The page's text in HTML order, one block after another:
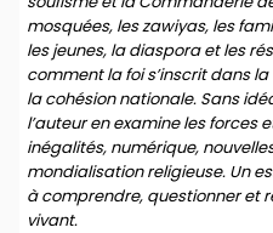
mosquées, les zawiyas, les
les jeunes, la diaspora et les
comment la foi s’inscrit dans
la cohésion nationale. Sans
l’auteur en examine les forces
inégalités, numérique,
mondialisation religieuse. Un
à comprendre, questionner et
vivant.